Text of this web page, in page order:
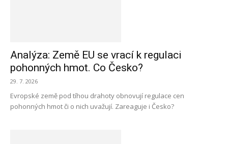
Analýza: Země EU se vrací k regulaci
pohonných hmot. Co Česko?
29. 7. 2026
Evropské země pod tíhou drahoty obnovují regulace cen
pohonných hmot či o nich uvažují. Zareaguje i Česko?